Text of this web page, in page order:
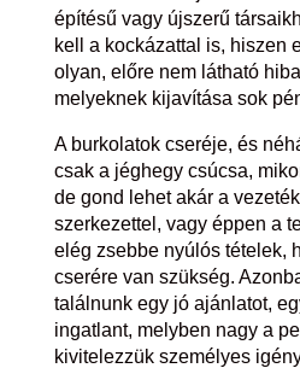
építésű vagy újszerű
kell a kockázattal is, hiszen
olyan, előre nem látható
melyeknek kijavítása sok
A burkolatok cseréje, és
csak a jéghegy csúcsa,
de gond lehet akár a
szerkezettel, vagy éppen a
elég zsebbe nyúlós tételek,
cserére van szükség.
találnunk egy jó ajánlatot,
ingatlant, melyben nagy a
kivitelezzük személyes